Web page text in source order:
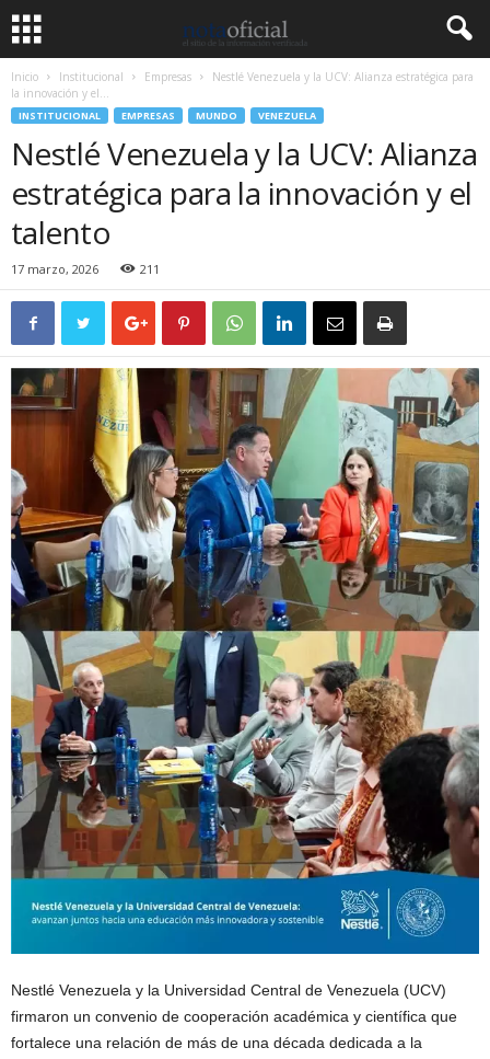
Inicio Institucional Empresas
Nestlé Venezuela y la UCV: Alianza estratégica para
la innovación y el...
INSTITUCIONAL EMPRESAS MUNDO VENEZUELA
Nestlé Venezuela y la UCV: Alianza
estratégica para la innovación y el
talento
17 marzo, 2026 211
Nestlé Venezuela y la Universidad Central de Venezuela (UCV)
firmaron un convenio de cooperación académica y científica que
fortalece una relación de más de una década dedicada a la